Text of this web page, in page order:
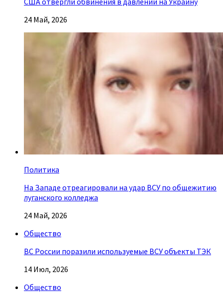
24 Май, 2026
Политика
На Западе отреагировали на удар ВСУ по общежитию
луганского колледжа
24 Май, 2026
Общество
ВС России поразили используемые ВСУ объекты ТЭК
14 Июл, 2026
Общество